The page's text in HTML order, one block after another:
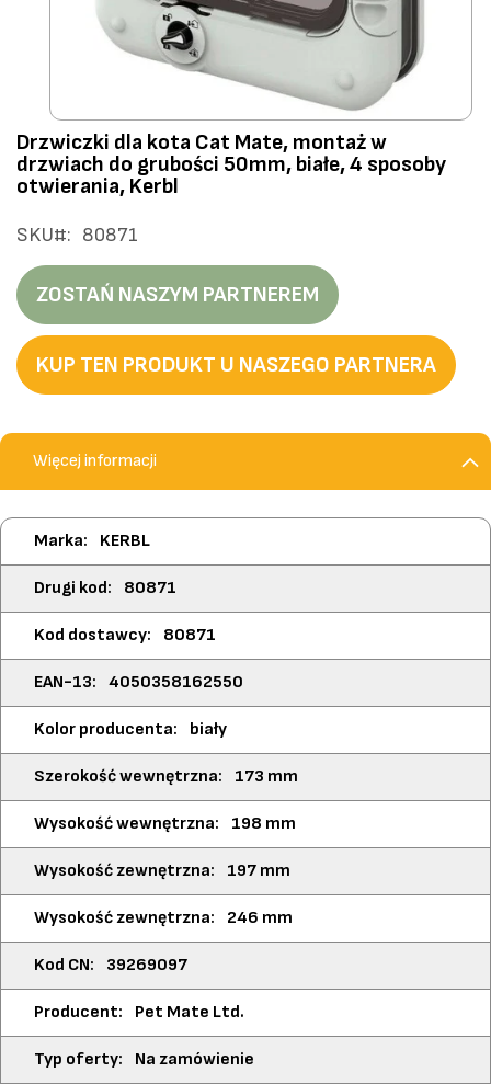
Przejdź
na
początek
Drzwiczki dla kota Cat Mate, montaż w
drzwiach do grubości 50mm, białe, 4 sposoby
otwierania, Kerbl
SKU 80871
ZOSTAŃ NASZYM PARTNEREM
KUP TEN PRODUKT U NASZEGO PARTNERA
Więcej informacji
Więcej
KERBL
80871
80871
4050358162550
biały
173 mm
198 mm
197 mm
246 mm
39269097
Pet Mate Ltd.
Na zamówienie